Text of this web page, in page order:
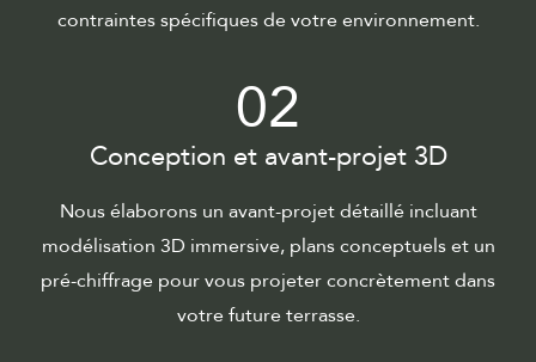
contraintes spécifiques de votre environnement.
02
Conception et avant-projet 3D
Nous élaborons un avant-projet détaillé incluant
modélisation 3D immersive, plans conceptuels et un
pré-chiffrage pour vous projeter concrètement dans
votre future terrasse.